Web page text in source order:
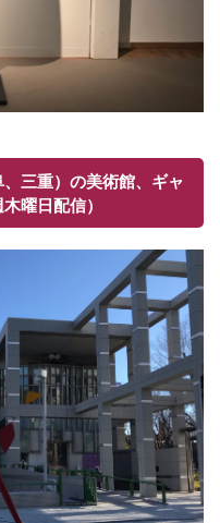
三重）の美術館、ギャ
曜日配信）